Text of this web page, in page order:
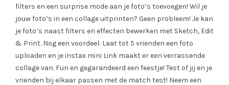
filters en een surprise mode aan je foto’s toevoegen! Wil je
jouw foto’s in een collage uitprinten? Geen probleem! Je kan
je foto’s naast filters en effecten bewerken met Sketch, Edit
& Print. Nog een voordeel: Laat tot 5 vrienden een foto
uploaden en je instax mini Link maakt er een verrassende
collage van. Fun en gegarandeerd een feestje! Test of jij en je
vrienden bij elkaar passen met de match test! Neem een